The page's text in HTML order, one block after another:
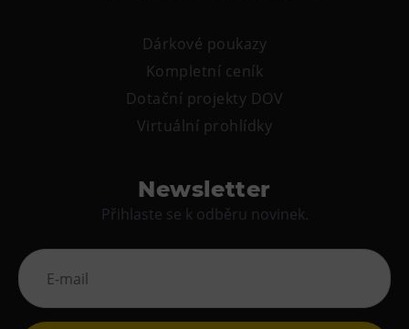
Dárkové poukazy
Kompletní ceník
Dotační projekty DOV
Virtuální prohlídky
Newsletter
Přihlaste se k odběru novinek.